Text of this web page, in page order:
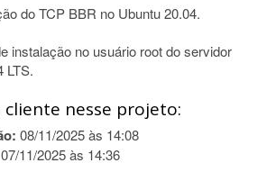
do TCP BBR no Ubuntu 20.04.
instalação no usuário root do servidor
LTS.
nesse projeto:
08/11/2025 às 14:08
07/11/2025 às 14:36